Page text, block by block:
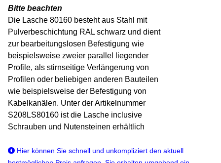
Bitte beachten
Die Lasche 80160 besteht aus Stahl mit
Pulverbeschichtung RAL schwarz und dient
zur bearbeitungslosen Befestigung wie
beispielsweise zweier parallel liegender
Profile, als stirnseitige Verlängerung von
Profilen oder beliebigen anderen Bauteilen
wie beispielsweise der Befestigung von
Kabelkanälen. Unter der Artikelnummer
S208LS80160 ist die Lasche inclusive
Schrauben und Nutensteinen erhältlich
Hier können Sie schnell und unkompliziert den aktuell